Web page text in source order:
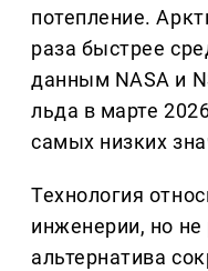
потепление.
раза быстрее
данным NASA и
льда в марте
самых низких
Технология
инженерии, но не
альтернатива